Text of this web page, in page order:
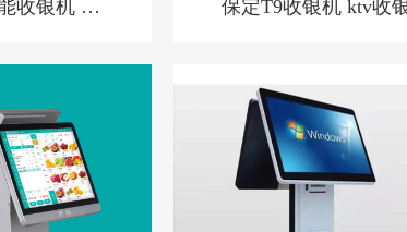
收银机 零
保定T9收银机 ktv收